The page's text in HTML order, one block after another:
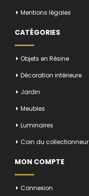
Mentions légales
CATÉGORIES
Objets en Résine
Décoration intérieure
Jardin
Meubles
Luminaires
Coin du collectionneur
MON COMPTE
Connexion